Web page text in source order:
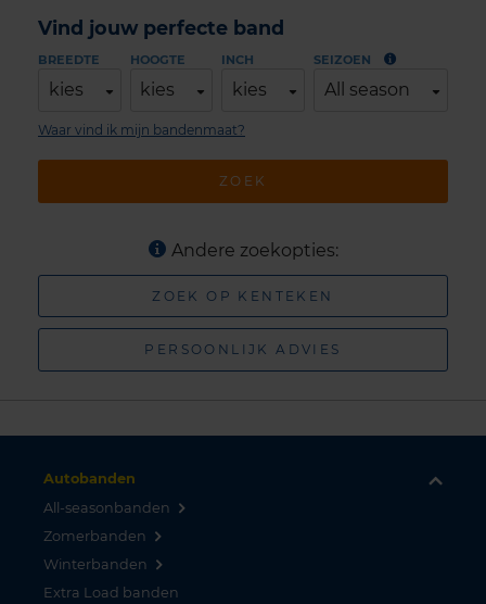
Vind jouw perfecte band
BREEDTE
kies
HOOGTE
kies
INCH
kies
SEIZOEN
All season
ZOEK
Waar vind ik mijn bandenmaat?
Andere zoekopties:
ZOEK OP KENTEKEN
PERSOONLIJK ADVIES
Autobanden
All-seasonbanden
Zomerbanden
Winterbanden
Extra Load banden